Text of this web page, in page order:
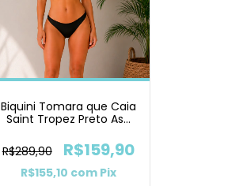
Biquini Tomara que Caia
Saint Tropez Preto Asa
R$289,90
R$159,90
R$155,10 com Pix